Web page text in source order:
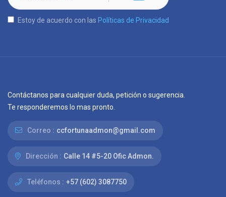
Estoy de acuerdo con las Políticas de Privacidad
Contáctanos para cualquier duda, petición o sugerencia.
Te responderemos lo mas pronto.
Correo : ccfortunaadmon@gmail.com
Dirección : Calle 14 #5-20 Ofic Admon.
Teléfonos : +57 (602) 3087750